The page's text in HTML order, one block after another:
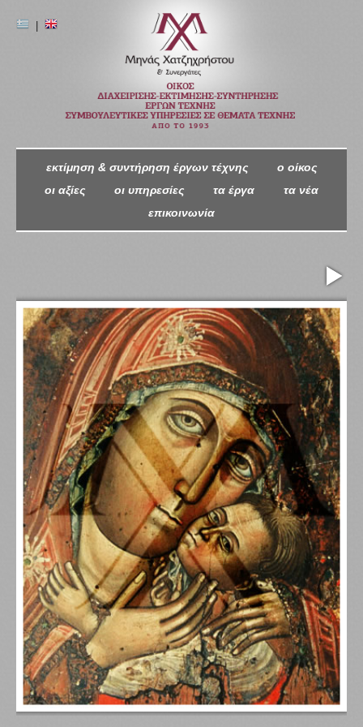
εκτίμηση & συντήρηση έργων τέχνης
ο oίκος
οι αξίες
οι υπηρεσίες τα έργα
τα νέα
επικοινωνία